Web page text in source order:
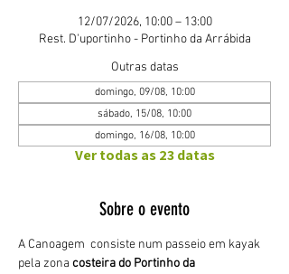
12/07/2026, 10:00 – 13:00
Rest. D'uportinho - Portinho da Arrábida
Outras datas
domingo, 09/08, 10:00
sábado, 15/08, 10:00
domingo, 16/08, 10:00
Ver todas as 23 datas
Sobre o evento
A Canoagem  consiste num passeio em kayak
pela zona costeira do Portinho da